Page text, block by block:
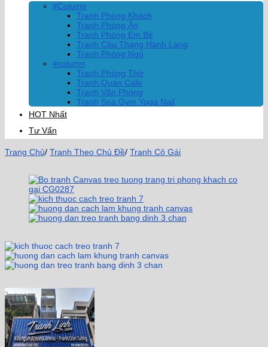
#Column
Tranh Phòng Khách
Tranh Phòng Ăn
Tranh Phòng Em Bé
Tranh Cầu Thang Hành Lang
Tranh Phòng Ngủ
#column
Tranh Phòng Thờ
Tranh Quán Cafe
Tranh Văn Phòng
Tranh Spa Gym Yoga Nail
HOT Nhất
Tư Vấn
Trang Chủ/ Tranh Theo Chủ Đề/ Tranh Cô Gái